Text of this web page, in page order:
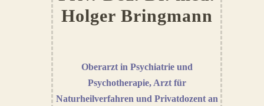
Holger Bringmann
Oberarzt in Psychiatrie und
Psychotherapie, Arzt für
Naturheilverfahren und Privatdozent an